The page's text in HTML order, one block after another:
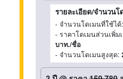
รายละเอียด/จำนวนโ
- จำนวนโดเมนที่ใช้ได้:
- ราคาโดเมนส่วนเพิ่ม
บาท./ชื่อ
- จำนวนโดเมนสูงสุด: